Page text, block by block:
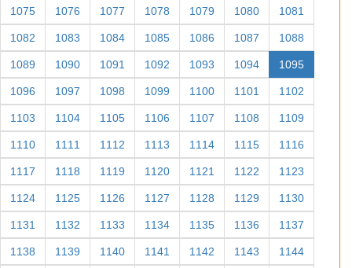
1075 1076 1077 1078 1079 1080 1081
1082 1083 1084 1085 1086 1087 1088
1089 1090 1091 1092 1093 1094 1095
1096 1097 1098 1099 1100 1101 1102
1103 1104 1105 1106 1107 1108 1109
1110 1111 1112 1113 1114 1115 1116
1117 1118 1119 1120 1121 1122 1123
1124 1125 1126 1127 1128 1129 1130
1131 1132 1133 1134 1135 1136 1137
1138 1139 1140 1141 1142 1143 1144